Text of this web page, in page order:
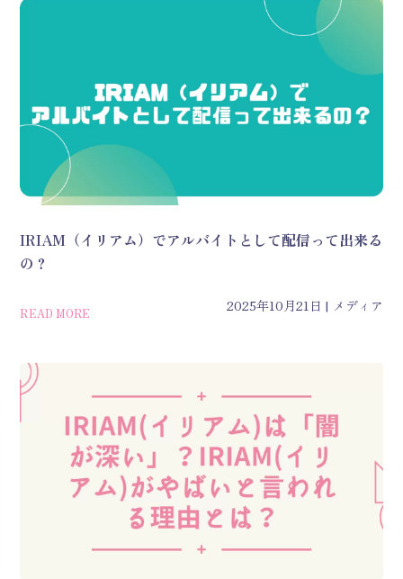
2025年10月21日 メディア
IRIAM（イリアム）でアルバイトとして配信って出来る
の？
READ MORE